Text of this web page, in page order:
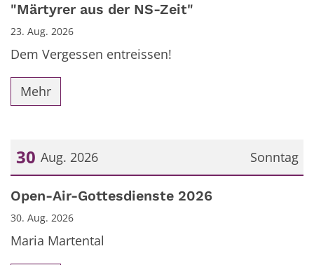
"Märtyrer aus der NS-Zeit"
23. Aug. 2026
Dem Vergessen entreissen!
Mehr
Sonntag
30 Aug. 2026
Datum: 30. August 2026
Open-Air-Gottesdienste 2026
30. Aug. 2026
Maria Martental